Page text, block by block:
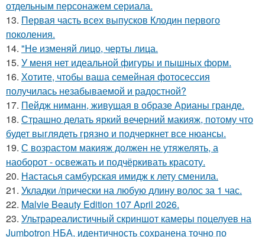
отдельным персонажем сериала.
13. Первая часть всех выпусков Клодин первого
поколения.
14. "Не изменяй лицо, черты лица.
15. У меня нет идеальной фигуры и пышных форм.
16. Хотите, чтобы ваша семейная фотосессия
получилась незабываемой и радостной?
17. Пейдж ниманн, живущая в образе Арианы гранде.
18. Страшно делать яркий вечерний макияж, потому что
будет выглядеть грязно и подчеркнет все нюансы.
19. С возрастом макияж должен не утяжелять, а
наоборот - освежать и подчёркивать красоту.
20. Настасья самбурская имидж к лету сменила.
21. Укладки /прически на любую длину волос за 1 час.
22. Malvie Beauty Edition 107 April 2026.
23. Ультрареалистичный скриншот камеры поцелуев на
Jumbotron НБА, идентичность сохранена точно по